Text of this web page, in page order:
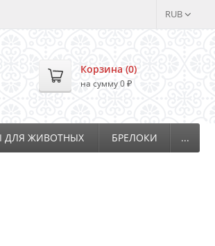
RUB
Корзина (0)
на сумму0 ₽
ДЛЯ ЖИВОТНЫХ БРЕЛОКИ ...